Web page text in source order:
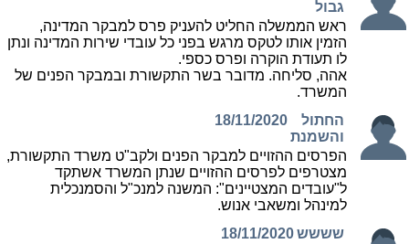
גבול
ראש הממשלה החליט להעניק פרס למבקר המדינה,
הזמין אותו לטקס מרגש בפני כל עובדי שירות המדינה ונתן
לו תעודת הוקרה ופרס כספי.
אהה, סליחה. מדובר בשר התקשורת ובמבקר הפנים של
המשרד.
החתול
והשמנת
18/11/2020
הפרסים ההזויים למבקר הפנים ולקב"ט משרד התקשורת,
מצטרפים לפרסים ההזויים שנתן המשרד אשתקד
ל"עובדים המצטיינים": המשנה למנכ"ל והסמנכלית
למינהל ומשאבי אנוש.
שששש18/11/2020